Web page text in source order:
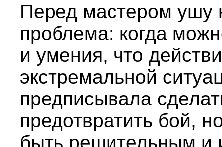
Перед мастером ушу
проблема: когда
и умения, что
экстремальной
предписывала
предотвратить бой,
быть решительным и